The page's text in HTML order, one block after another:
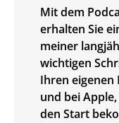
Mit dem
erhalten Sie
meiner
wichtigen
Ihren eigenen
und bei
den Start